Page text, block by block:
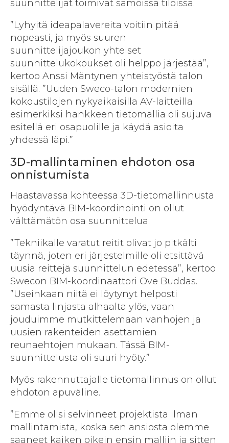
suunnittelijat toimivat samoissa tiloissa.
”Lyhyitä ideapalavereita voitiin pitää
nopeasti, ja myös suuren
suunnittelijajoukon yhteiset
suunnittelukokoukset oli helppo järjestää”,
kertoo Anssi Mäntynen yhteistyöstä talon
sisällä. ”Uuden Sweco-talon modernien
kokoustilojen nykyaikaisilla AV-laitteilla
esimerkiksi hankkeen tietomallia oli sujuva
esitellä eri osapuolille ja käydä asioita
yhdessä läpi.”
3D-mallintaminen ehdoton osa
onnistumista
Haastavassa kohteessa 3D-tietomallinnusta
hyödyntävä BIM-koordinointi on ollut
välttämätön osa suunnittelua.
”Tekniikalle varatut reitit olivat jo pitkälti
täynnä, joten eri järjestelmille oli etsittävä
uusia reittejä suunnittelun edetessä”, kertoo
Swecon BIM-koordinaattori Ove Buddas.
”Useinkaan niitä ei löytynyt helposti
samasta linjasta alhaalta ylös, vaan
jouduimme mutkittelemaan vanhojen ja
uusien rakenteiden asettamien
reunaehtojen mukaan. Tässä BIM-
suunnittelusta oli suuri hyöty.”
Myös rakennuttajalle tietomallinnus on ollut
ehdoton apuväline.
”Emme olisi selvinneet projektista ilman
mallintamista, koska sen ansiosta olemme
saaneet kaiken oikein ensin malliin ja sitten